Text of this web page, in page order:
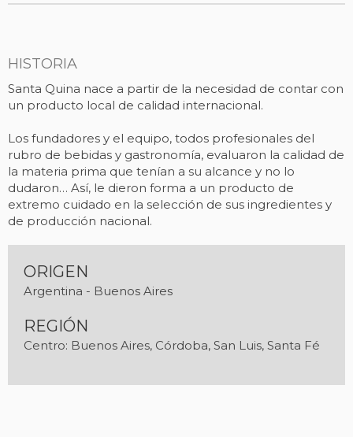
HISTORIA
Santa Quina nace a partir de la necesidad de contar con
un producto local de calidad internacional.
Los fundadores y el equipo, todos profesionales del
rubro de bebidas y gastronomía, evaluaron la calidad de
la materia prima que tenían a su alcance y no lo
dudaron… Así, le dieron forma a un producto de
extremo cuidado en la selección de sus ingredientes y
de producción nacional.
ORIGEN
Argentina - Buenos Aires
REGIÓN
Centro: Buenos Aires, Córdoba, San Luis, Santa Fé